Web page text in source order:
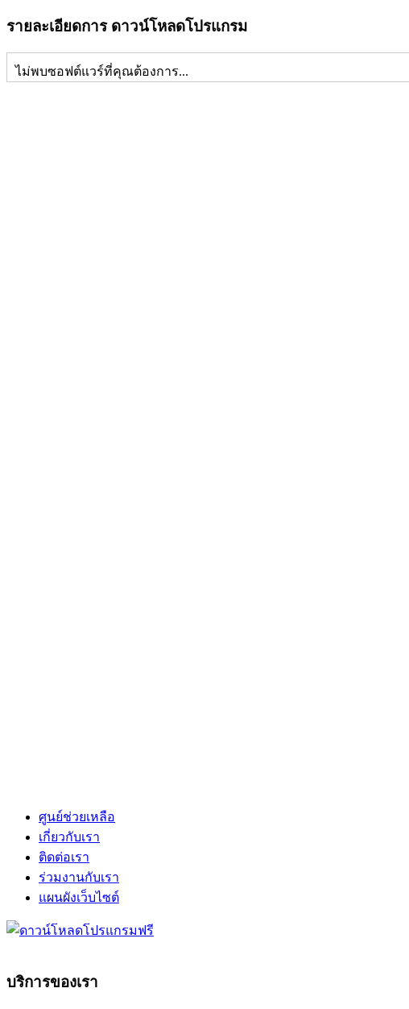
รายละเอียดการ ดาวน์โหลดโปรแกรม
ไม่พบซอฟต์แวร์ที่คุณต้องการ...
ศูนย์ช่วยเหลือ
เกี่ยวกับเรา
ติดต่อเรา
ร่วมงานกับเรา
แผนผังเว็บไซต์
บริการของเรา